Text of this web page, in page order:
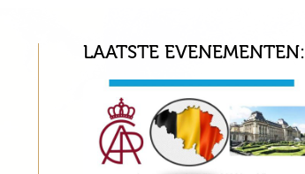
LAATSTE EVENEMENTEN: